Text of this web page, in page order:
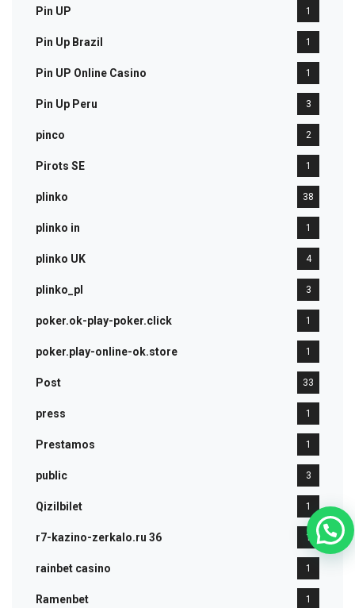
Pin UP 1
Pin Up Brazil 1
Pin UP Online Casino 1
Pin Up Peru 3
pinco 2
Pirots SE 1
plinko 38
plinko in 1
plinko UK 4
plinko_pl 3
poker.ok-play-poker.click 1
poker.play-online-ok.store 1
Post 33
press 1
Prestamos 1
public 3
Qizilbilet 1
r7-kazino-zerkalo.ru 36 1
rainbet casino 1
Ramenbet 1